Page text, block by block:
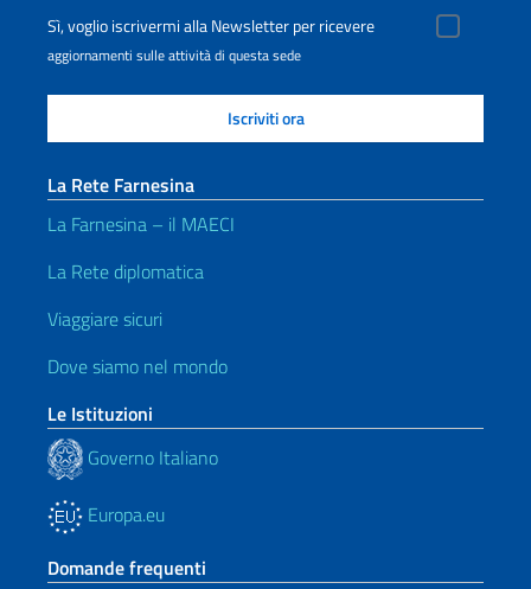
Sì, voglio iscrivermi alla Newsletter per ricevere
aggiornamenti sulle attività di questa sede
La Rete Farnesina
La Farnesina – il MAECI
La Rete diplomatica
Viaggiare sicuri
Dove siamo nel mondo
Le Istituzioni
Governo Italiano
Europa.eu
Domande frequenti